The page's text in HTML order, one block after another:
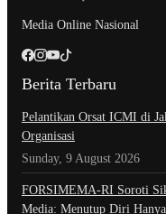
Media Online Nasional
Berita Terbaru
Pelantikan Orsat ICMI di
Organisasi
Sunday, 9 August 2026
​FORSIMEMA-RI Soroti
Media: Menutup Diri